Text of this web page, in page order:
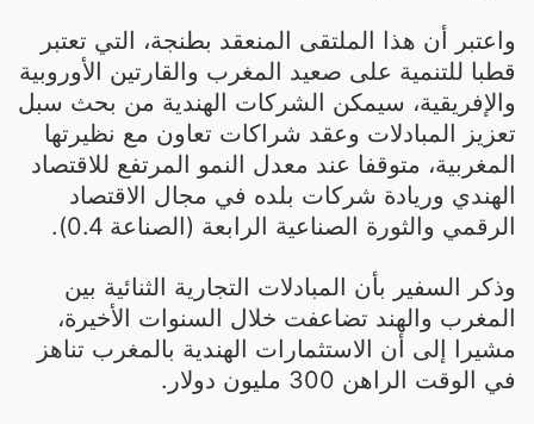
واعتبر أن هذا الملتقى المنعقد بطنجة، التي تعتبر
قطبا للتنمية على صعيد المغرب والقارتين الأوروبية
والإفريقية، سيمكن الشركات الهندية من بحث سبل
تعزيز المبادلات وعقد شراكات تعاون مع نظيرتها
المغربية، متوقفا عند معدل النمو المرتفع للاقتصاد
الهندي وريادة شركات بلده في مجال الاقتصاد
الرقمي والثورة الصناعية الرابعة (الصناعة 0.4).
وذكر السفير بأن المبادلات التجارية الثنائية بين
المغرب والهند تضاعفت خلال السنوات الأخيرة،
مشيرا إلى أن الاستثمارات الهندية بالمغرب تناهز
في الوقت الراهن 300 مليون دولار.